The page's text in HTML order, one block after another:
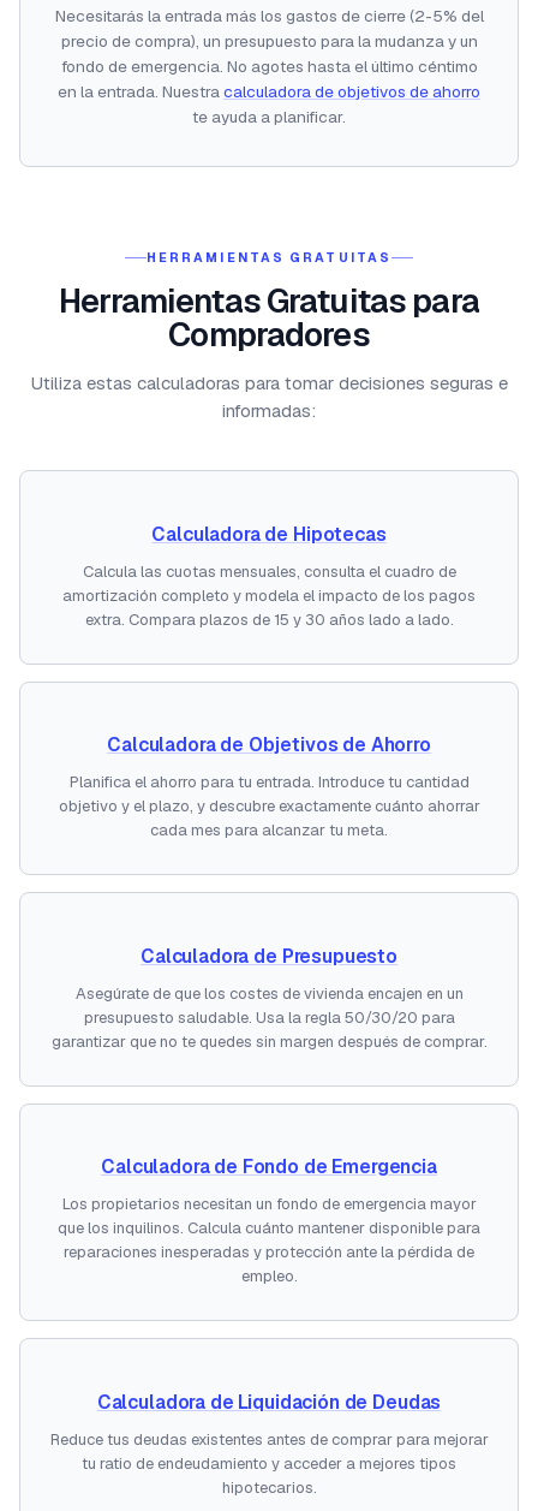
Necesitarás la entrada más los gastos de cierre (2-5% del
precio de compra), un presupuesto para la mudanza y un
fondo de emergencia. No agotes hasta el último céntimo
en la entrada. Nuestra calculadora de objetivos de ahorro
te ayuda a planificar.
HERRAMIENTAS GRATUITAS
Herramientas Gratuitas para
Compradores
Utiliza estas calculadoras para tomar decisiones seguras e
informadas:
Calculadora de Hipotecas
Calcula las cuotas mensuales, consulta el cuadro de
amortización completo y modela el impacto de los pagos
extra. Compara plazos de 15 y 30 años lado a lado.
Calculadora de Objetivos de Ahorro
Planifica el ahorro para tu entrada. Introduce tu cantidad
objetivo y el plazo, y descubre exactamente cuánto ahorrar
cada mes para alcanzar tu meta.
Calculadora de Presupuesto
Asegúrate de que los costes de vivienda encajen en un
presupuesto saludable. Usa la regla 50/30/20 para
garantizar que no te quedes sin margen después de comprar.
Calculadora de Fondo de Emergencia
Los propietarios necesitan un fondo de emergencia mayor
que los inquilinos. Calcula cuánto mantener disponible para
reparaciones inesperadas y protección ante la pérdida de
empleo.
Calculadora de Liquidación de Deudas
Reduce tus deudas existentes antes de comprar para mejorar
tu ratio de endeudamiento y acceder a mejores tipos
hipotecarios.